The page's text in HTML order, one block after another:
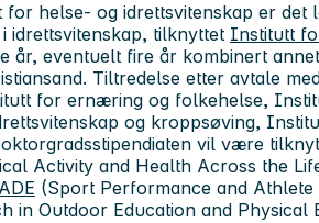
helse- og idrettsvitenskap er det
idrettsvitenskap, tilknyttet Institutt
år, eventuelt fire år kombinert
Tiltredelse etter avtale
for ernæring og folkehelse,
og kroppsøving,
vil være
Activity and Health Across the
(Sport Performance and Athlete
in Outdoor Education and Physical